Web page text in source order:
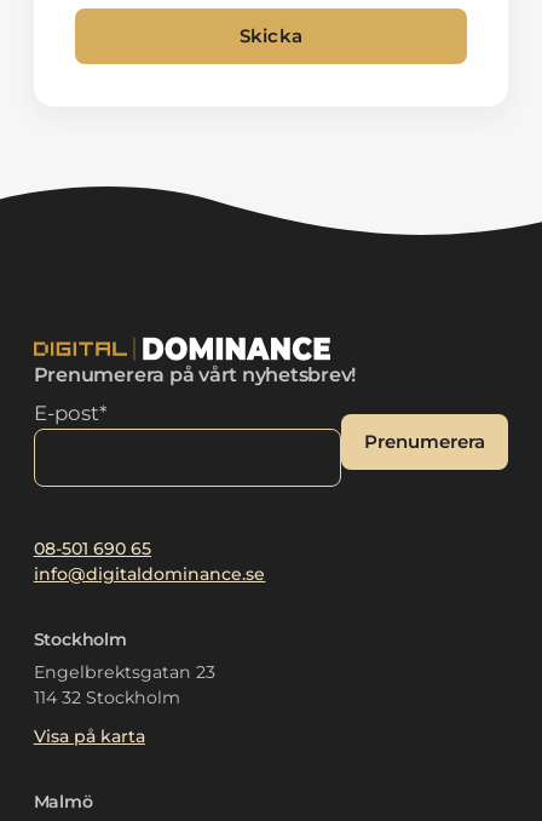
Skicka
Prenumerera på vårt nyhetsbrev!
E-post*
Prenumerera
08-501 690 65
info@digitaldominance.se
Stockholm
Engelbrektsgatan 23
114 32 Stockholm
Visa på karta
Malmö